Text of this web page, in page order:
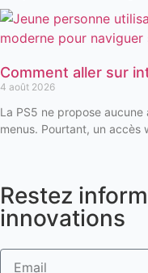
Comment aller sur
4 août 2026
La PS5 ne propose
menus. Pourtant, un accès
Restez
innovations